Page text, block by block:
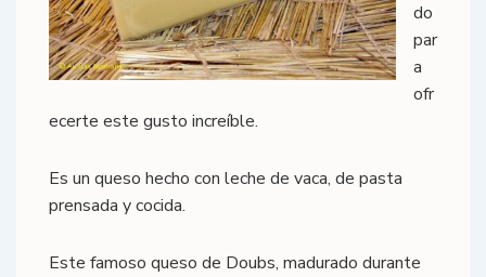
do
par
a
ofr
ecerte este gusto increíble.
Es un queso hecho con leche de vaca, de pasta
prensada y cocida.
Este famoso queso de Doubs, madurado durante